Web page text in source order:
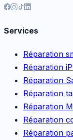
Services
Réparation
Réparation
Réparation
Réparation
Réparation
Réparation
Réparation